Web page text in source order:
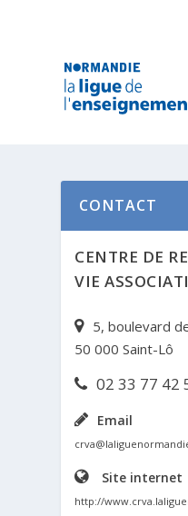
CONTACT
CENTRE DE
VIE
5, boulevard
50 000 Saint-Lô
02 33 77 42
Email
Site internet
http://